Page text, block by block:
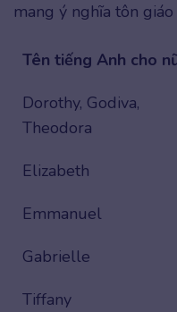
mang ý nghĩa tôn
Tên tiếng Anh cho
Dorothy, Godiva,
Theodora
Elizabeth
Emmanuel
Gabrielle
Tiffany